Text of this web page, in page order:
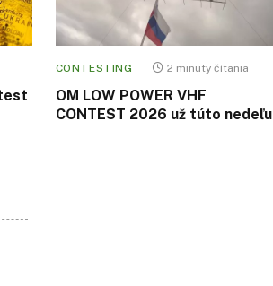
CONTESTING 2 minúty čítania
OM LOW POWER VHF
CONTEST 2026 už túto nedeľu